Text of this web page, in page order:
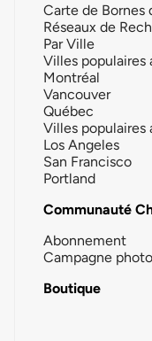
Carte de Bornes
Réseaux de
Par Ville
Villes populaires
Montréal
Vancouver
Québec
Villes populaires
Los Angeles
San Francisco
Portland
Communauté
Abonnement
Campagne photo
Boutique